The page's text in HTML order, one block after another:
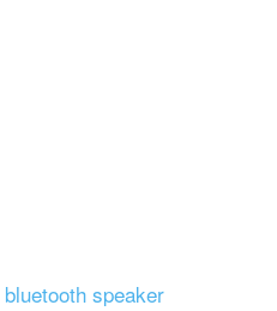
bluetooth speaker